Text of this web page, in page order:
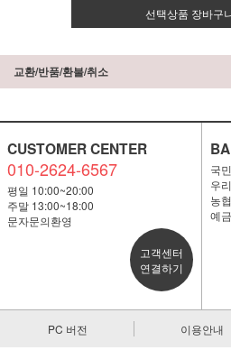
선택상품 장바구
교환/반품/환불/취소
CUSTOMER CENTER
010-2624-6567
평일 10:00~20:00
주말 13:00~18:00
문자문의환영
고객센터
연결하기
국
우
농
예
PC 버전 이용안내